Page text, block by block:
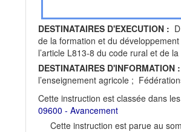
DESTINATAIRES D'EXECUTION :
de la formation et du
l’article L813-8 du code rural et de
DESTINATAIRES D'INFORMATION :
l’enseignement agricole ;
Cette instruction est classée dans
09600 - Avancement
Cette instruction est parue au